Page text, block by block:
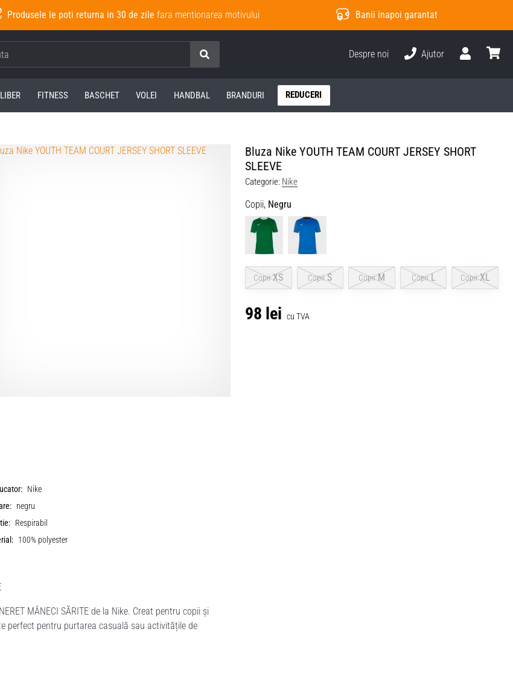
Produsele le poti returna in 30 de zile fara mentionarea motivului Banii inapoi garantat
Cauta
Despre noi
Ajutor
FITNESS BASCHET VOLEI HANDBAL BRANDURI REDUCERI
Bluza Nike YOUTH TEAM COURT JERSEY SHORT
SLEEVE
Categorie: Nike
Copii, Negru
Copii XS Copii S Copii M Copii L Copii XL
98 lei cu TVA
Nike
negru
Respirabil
100% polyester
MÂNECI SĂRITE de la Nike. Creat pentru copii și
perfect pentru purtarea casuală sau activitățile de